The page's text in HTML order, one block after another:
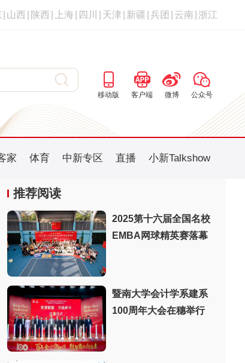
山西 陕西 上海 四川 天津 新疆 兵团 云南 浙江
移动版 客户端 微博 公众号
家 体育 中新专区 直播 小新Talkshow
推荐阅读
2025第十六届全国名校
EMBA网球精英赛落幕
暨南大学会计学系建系
100周年大会在穗举行